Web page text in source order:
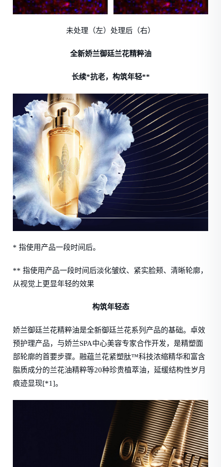
未处理（左）处理后（右）
全新娇兰御廷兰花精粹油
长续*抗老，构筑年轻**
* 指使用产品一段时间后。
** 指使用产品一段时间后淡化皱纹、紧实脸颊、清晰轮廓，
从视觉上更显年轻的效果
构筑年轻态
娇兰御廷兰花精粹油是全新御廷兰花系列产品的基础。卓效
预护理产品，与娇兰SPA中心美容专家合作开发，是精塑面
部轮廓的首要步骤。融蕴兰花紧塑肽™科技浓缩精华和富含
脂质成分的兰花油精粹等20种珍贵植萃油，延缓结构性岁月
痕迹显现[*1]。